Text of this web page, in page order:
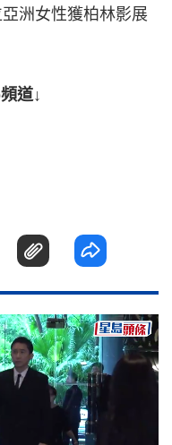
洲女性獲柏林影展
道↓